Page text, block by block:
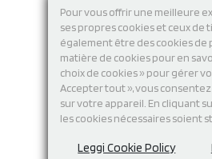
Pour vous offrir une meilleure
ses propres cookies et ceux de
également être des cookies
matière de cookies pour en
choix de cookies » pour gérer
Accepter tout », vous
sur votre appareil. En cliquant
les cookies nécessaires soient
Leggi Cookie Policy
N° Rea MI-2110632
Capital social € 250.000 i.v.
Découvrez notre catalogue en